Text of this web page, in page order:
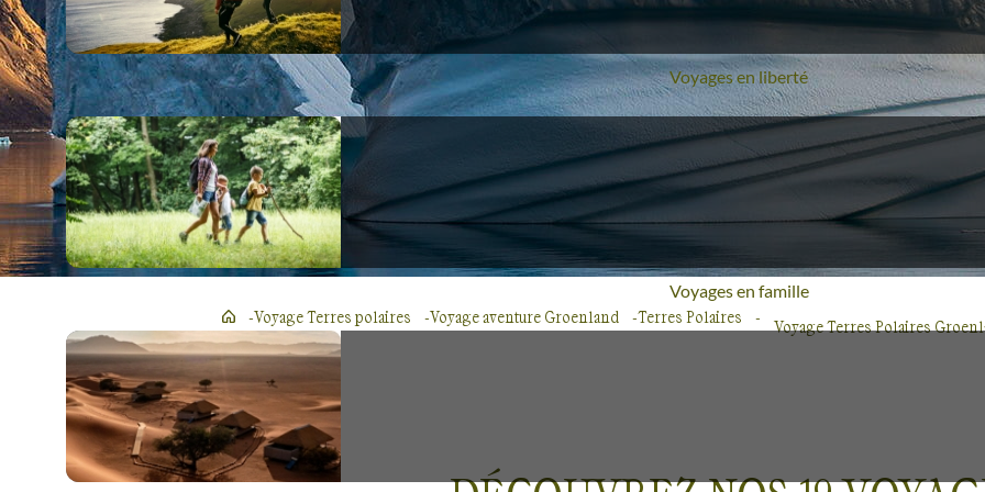
Voyages en liberté
Voyages en famille
Voyage Terres polaires Voyage aventure Groenland Terres Polaires
Voyage Terres Polaires